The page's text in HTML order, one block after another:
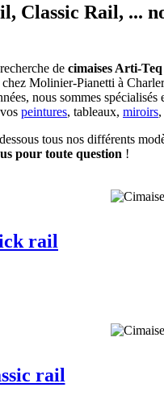
Classic Rail, ...
de cimaises Arti-Teq
chez Molinier-Pianetti à
nous sommes spécialisés
peintures, tableaux, miroirs
tous nos différents
pour toute question !
rail
rail